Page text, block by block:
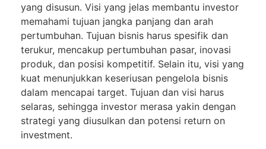
yang disusun. Visi yang jelas membantu investor
memahami tujuan jangka panjang dan arah
pertumbuhan. Tujuan bisnis harus spesifik dan
terukur, mencakup pertumbuhan pasar, inovasi
produk, dan posisi kompetitif. Selain itu, visi yang
kuat menunjukkan keseriusan pengelola bisnis
dalam mencapai target. Tujuan dan visi harus
selaras, sehingga investor merasa yakin dengan
strategi yang diusulkan dan potensi return on
investment.